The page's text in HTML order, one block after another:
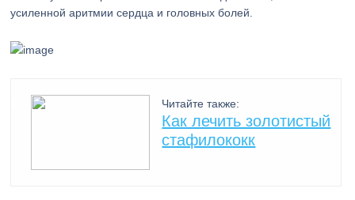
усиленной аритмии сердца и головных болей.
Читайте также:
Как лечить золотистый
стафилококк